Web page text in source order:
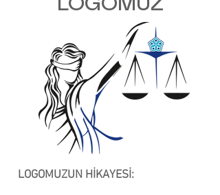
LOGOMUZ
LOGOMUZUN HİKAYESİ: